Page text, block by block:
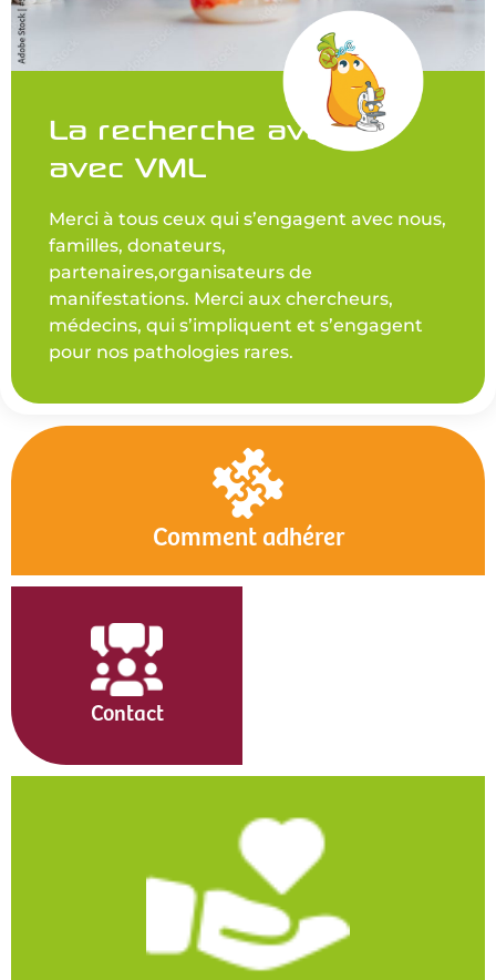
La recherche avance
avec VML
Merci à tous ceux qui s’engagent avec nous,
familles, donateurs,
partenaires,organisateurs de
manifestations. Merci aux chercheurs,
médecins, qui s’impliquent et s’engagent
pour nos pathologies rares.
Comment adhérer
Contact